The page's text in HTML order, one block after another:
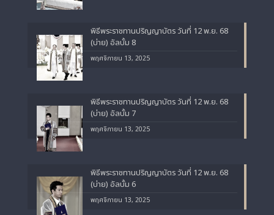
พิธีพระราชทานปริญญาบัตร วันที่ 12 พ.ย. 68
(บ่าย) อัลบั้ม 8
พฤศจิกายน 13, 2025
พิธีพระราชทานปริญญาบัตร วันที่ 12 พ.ย. 68
(บ่าย) อัลบั้ม 7
พฤศจิกายน 13, 2025
พิธีพระราชทานปริญญาบัตร วันที่ 12 พ.ย. 68
(บ่าย) อัลบั้ม 6
พฤศจิกายน 13, 2025